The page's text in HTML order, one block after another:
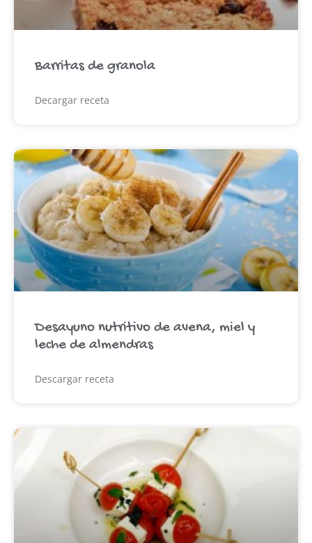
Barritas de granola
Decargar receta
Desayuno nutritivo de avena, miel y
leche de almendras
Descargar receta